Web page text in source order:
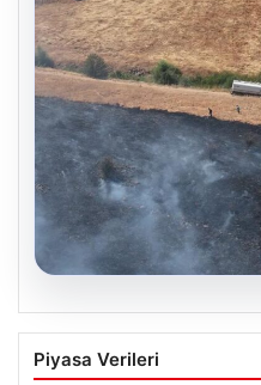
05.08.2026
Tunceli’de otluk
sıçrayan yangın
Piyasa Verileri